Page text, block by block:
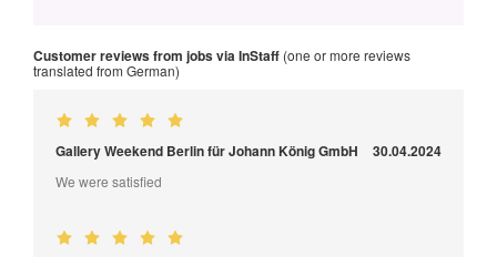
Customer reviews from jobs via InStaff (one or more reviews
translated from German)
Gallery Weekend Berlin für Johann König GmbH 30.04.2024
We were satisfied